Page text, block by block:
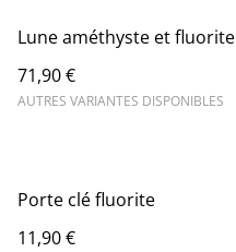
Lune améthyste et fluorite
71,90 €
AUTRES VARIANTES DISPONIBLES
Porte clé fluorite
11,90 €